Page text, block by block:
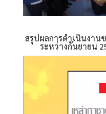
สรุปผลการดำเนินงาน
ระหว่างกันยายน